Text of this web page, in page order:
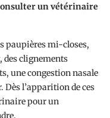
un vétérinaire
paupières mi-closes,
des clignements
une congestion nasale
Dès l’apparition de ces
pour un